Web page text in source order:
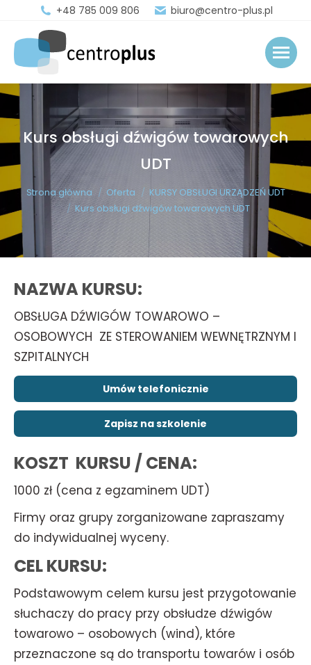
+48 785 009 806 biuro@centro-plus.pl
Kurs obsługi dźwigów towarowych
UDT
You are here:
Strona główna Oferta
KURSY OBSŁUGI URZĄDZEŃ UDT
Kurs obsługi dźwigów towarowych UDT
NAZWA KURSU:
OBSŁUGA DŹWIGÓW TOWAROWO –
OSOBOWYCH ZE STEROWANIEM WEWNĘTRZNYM I
SZPITALNYCH
Umów telefonicznie
Zapisz na szkolenie
KOSZT KURSU / CENA:
1000 zł (cena z egzaminem UDT)
Firmy oraz grupy zorganizowane zapraszamy
do indywidualnej wyceny.
CEL KURSU:
Podstawowym celem kursu jest przygotowanie
słuchaczy do pracy przy obsłudze dźwigów
towarowo – osobowych (wind), które
przeznaczone są do transportu towarów i osób